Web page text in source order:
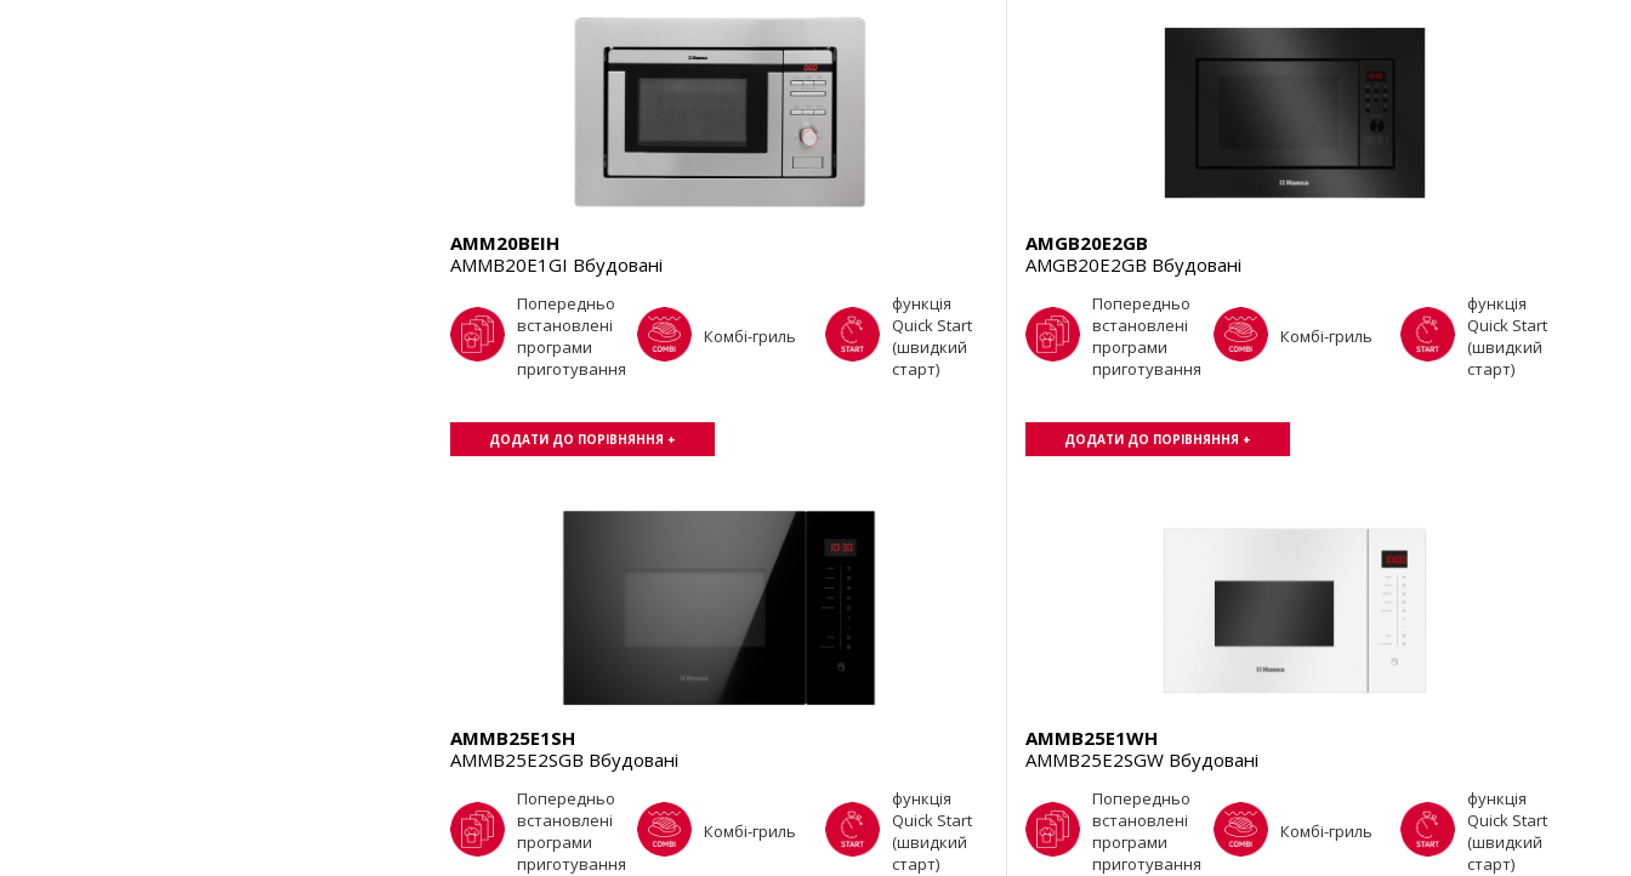
AMM20BEIH
AMMB20E1GI Вбудовані
Попередньо
встановлені
програми
приготування
Комбі-гриль
функція
Quick Start
(швидкий
старт)
ДОДАТИ ДО ПОРІВНЯННЯ +
AMGB20E2GB
AMGB20E2GB Вбудовані
Попередньо
встановлені
програми
приготування
Комбі-гриль
функція
Quick Start
(швидкий
старт)
ДОДАТИ ДО ПОРІВНЯННЯ +
AMMB25E1SH
AMMB25E2SGB Вбудовані
Попередньо
встановлені
програми
приготування
Комбі-гриль
функція
Quick Start
(швидкий
старт)
AMMB25E1WH
AMMB25E2SGW Вбудовані
Попередньо
встановлені
програми
приготування
Комбі-гриль
функція
Quick Start
(швидкий
старт)